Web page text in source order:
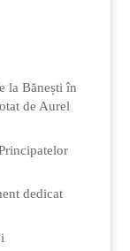
la Bănești în
de Aurel
dedicat